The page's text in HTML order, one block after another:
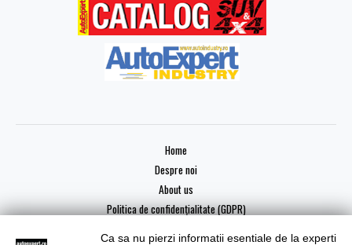
Home
Despre noi
About us
Politica de confidențialitate (GDPR)
Ca sa nu pierzi informatii esentiale de la experti